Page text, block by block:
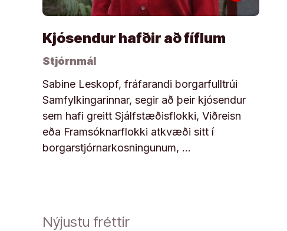
Kjósendur hafðir að fíflum
Stjórnmál
Sabine Leskopf, fráfarandi borgarfulltrúi
Samfylkingarinnar, segir að þeir kjósendur
sem hafi greitt Sjálfstæðisflokki, Viðreisn
eða Framsóknarflokki atkvæði sitt í
borgarstjórnarkosningunum, …
Nýjustu fréttir